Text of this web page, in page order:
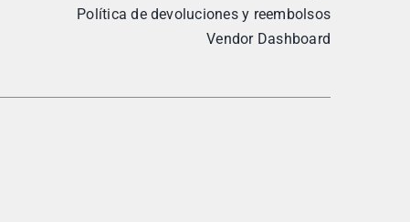
Política de devoluciones y reembolsos
Vendor Dashboard